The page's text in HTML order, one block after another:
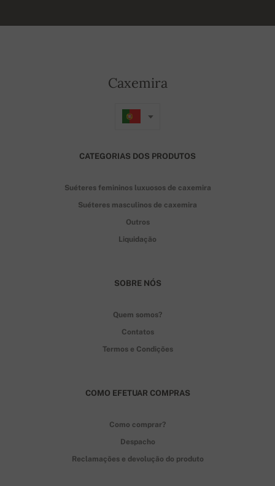
Caxemira
CATEGORIAS DOS PRODUTOS
Suéteres femininos luxuosos de caxemira
Suéteres masculinos de caxemira
Outros
Liquidação
SOBRE NÓS
Quem somos?
Contatos
Termos e Condições
COMO EFETUAR COMPRAS
Como comprar?
Despacho
Reclamações e devolução do produto